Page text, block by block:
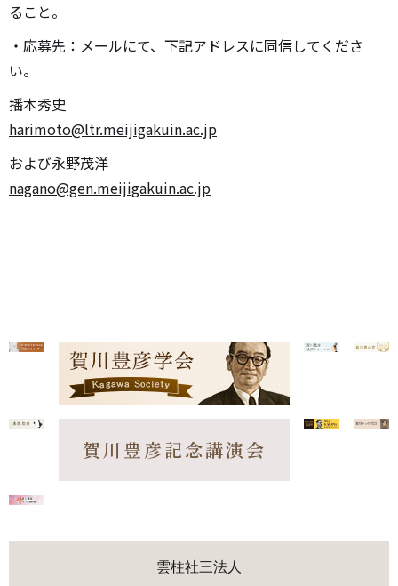
ること。
・応募先：メールにて、下記アドレスに同信してくださ
い。
播本秀史
harimoto@ltr.meijigakuin.ac.jp
および永野茂洋
nagano@gen.meijigakuin.ac.jp
賀川豊彦記念講演会
雲柱社三法人